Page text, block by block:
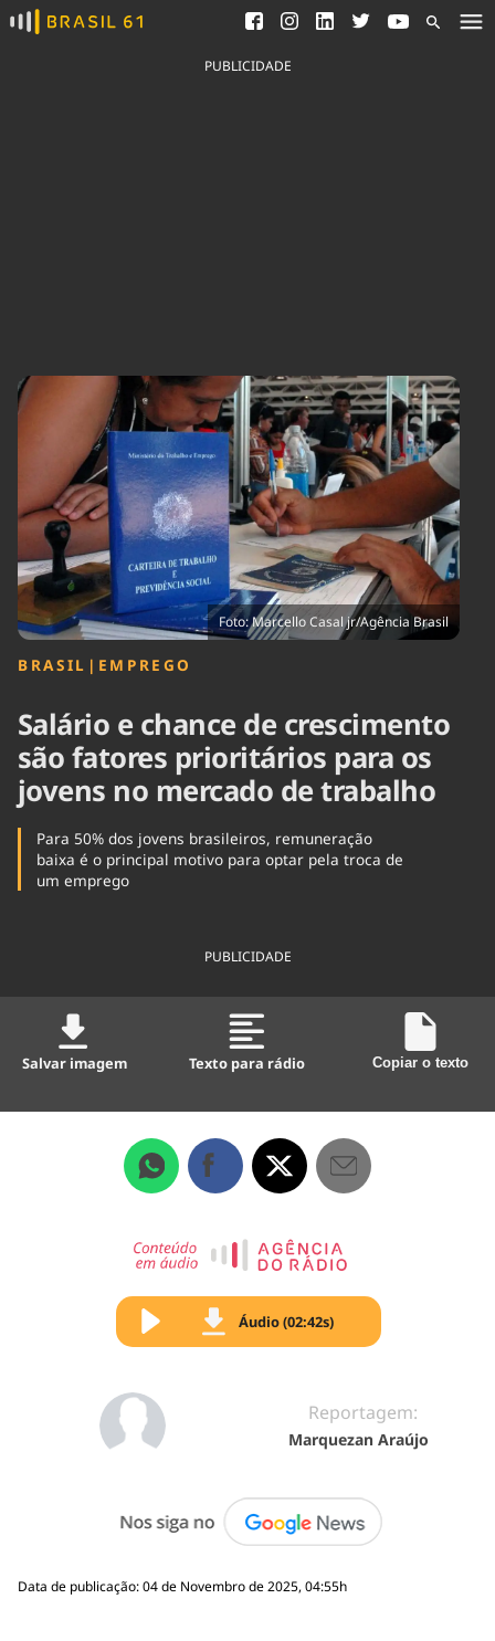
Ver todas as notícias
Saneamento
Indicadores
Agronegócios
Brasil Mineral
Ciência &
Tecnologia
Cinema
Comportamento
Cultura
Economia
Educação
Infraestrutura
Internacional
Meio Ambiente
Podcast
Política
Saúde
Tempo
PUBLICIDADE
Foto: Marcello Casal jr/Agência Brasil
BRASIL | EMPREGO
Salário e chance de crescimento
são fatores prioritários para os
jovens no mercado de trabalho
Para 50% dos jovens brasileiros, remuneração
baixa é o principal motivo para optar pela troca de
um emprego
PUBLICIDADE
Salvar imagem Texto para rádio Copiar o texto
Áudio (02:42s)
Reportagem:
Marquezan Araújo
Data de publicação: 04 de Novembro de 2025, 04:55h